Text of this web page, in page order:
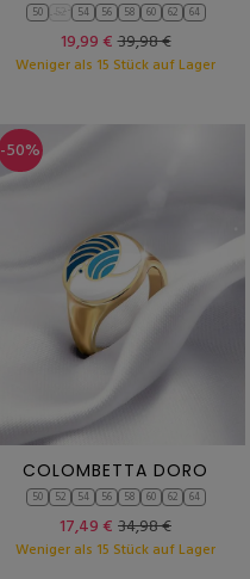
50 54 56 58 60 62 64
19,99 €39,98 €
Weniger als 15 Stück auf Lager
-50%
COLOMBETTA DORO
50 52 54 56 58 60 62 64
17,49 € 34,98 €
Weniger als 15 Stück auf Lager